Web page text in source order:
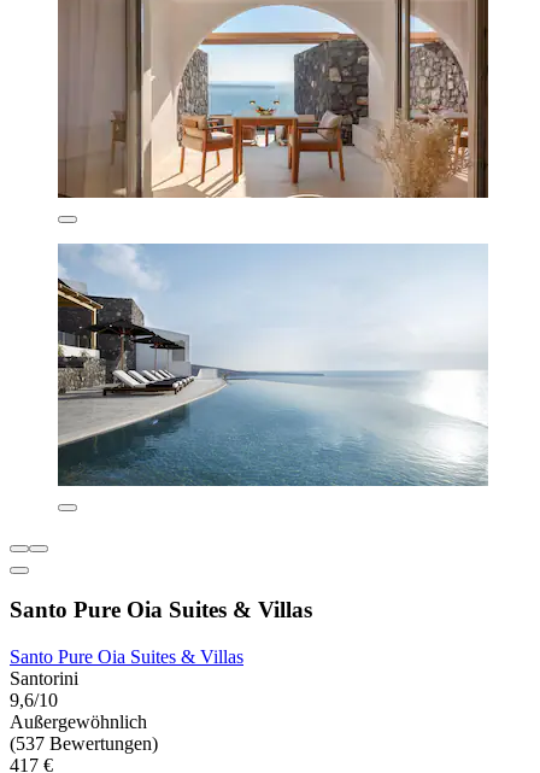
Santo Pure Oia Suites & Villas
Santo Pure Oia Suites & Villas
Santorini
9,6/10
Außergewöhnlich
(537 Bewertungen)
417 €